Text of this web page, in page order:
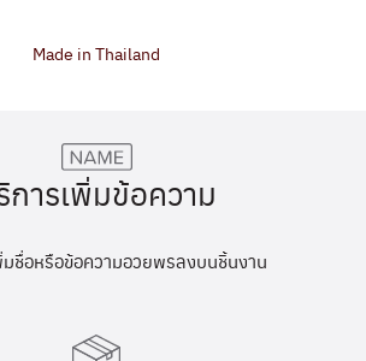
Made in Thailand
การเพิ่มข้อความ
มชื่อหรือข้อความอวยพรลงบนชิ้นงาน